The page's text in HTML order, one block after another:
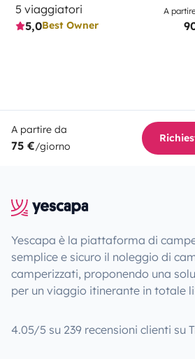
5 viaggiatori
5,0Best Owner
A
A partire da
75 €/giorno
Yescapa è la piattaforma di
semplice e sicuro il noleggio di
camperizzati, proponendo una
per un viaggio itinerante in totale
4.05/5 su 239 recensioni clienti su